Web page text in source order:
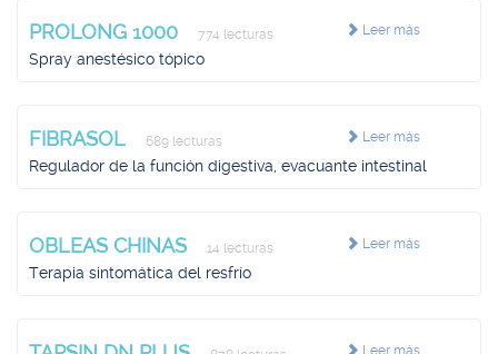
Leer más
PROLONG 1000 774 lecturas
Spray anestésico tópico
Leer más
FIBRASOL 689 lecturas
Regulador de la función digestiva, evacuante intestinal
Leer más
OBLEAS CHINAS 14 lecturas
Terapia sintomática del resfrío
Leer más